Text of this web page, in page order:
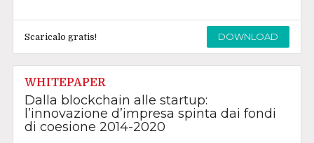
Scaricalo gratis! DOWNLOAD
WHITEPAPER
Dalla blockchain alle startup:
l’innovazione d’impresa spinta dai fondi
di coesione 2014-2020